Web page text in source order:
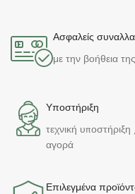
Ασφαλείς
με την βοήθεια
Υποστήριξη
τεχνική
αγορά
Επιλεγμένα